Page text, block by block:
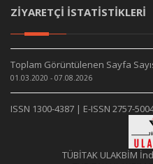
ZİYARETÇİ İSTATİSTİKLERİ
Toplam Görüntülenen Sayfa
01.03.2020 - 07.08.2026
ISSN 1300-4387 | E-ISSN 2757-
TÜBİTAK ULAKBİM